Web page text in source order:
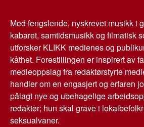
Med fengslende, nyskrevet musikk i
kabaret, samtidsmusikk og filmatisk
utforsker KLIKK medienes og
kåthet. Forestillingen er inspirert av
medieoppslag fra redaktørstyrte
handler om en engasjert og erfaren
pålagt nye og ubehagelige
redaktør; hun skal grave i
seksualvaner.